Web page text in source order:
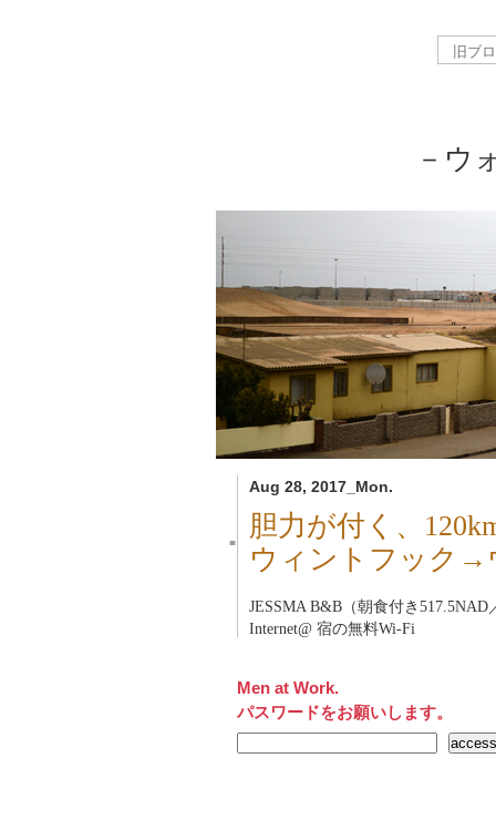
－ウ
Aug 28, 2017_Mon.
■
胆力が付く、
ウィントフック→
JESSMA B&B（朝食付き517.5NAD
Internet@ 宿の無料Wi-Fi
Men at Work.
パスワードをお願いします。